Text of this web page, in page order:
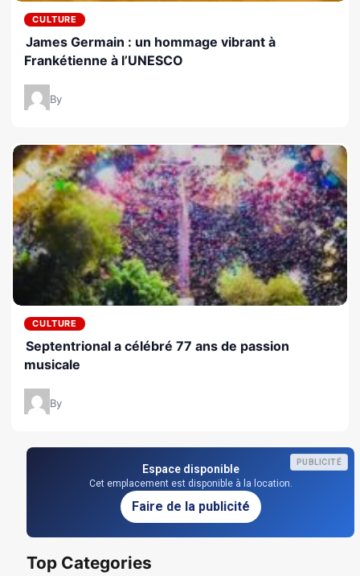
CULTURE
James Germain : un hommage vibrant à
Frankétienne à l’UNESCO
By
CULTURE
Septentrional a célébré 77 ans de passion
musicale
By
PUBLICITÉ
Espace disponible
Cet emplacement est disponible à la location.
Faire de la publicité
Top Categories